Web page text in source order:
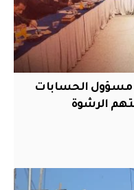
مسؤول الحسابات
الرشوة